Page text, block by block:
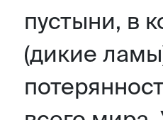
пустыни, в
(дикие